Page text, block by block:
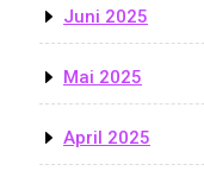
Juni 2025
Mai 2025
April 2025